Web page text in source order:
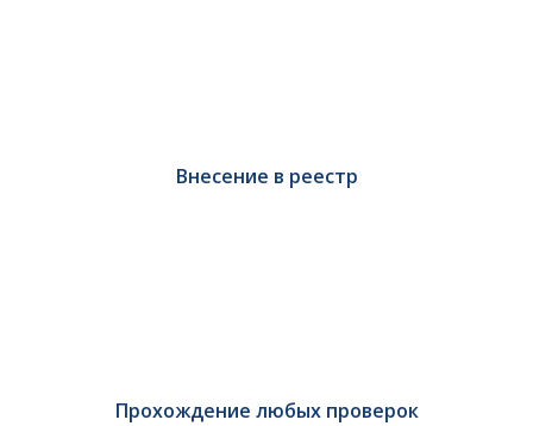
Внесение в реестр
Прохождение любых проверок